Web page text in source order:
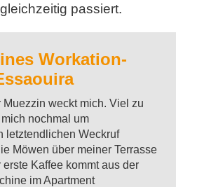
passiert.
Workation-
weckt mich. Viel zu
nochmal um
letztendlichen Weckruf
Möwen über meiner Terrasse
Kaffee kommt aus der
im Apartment